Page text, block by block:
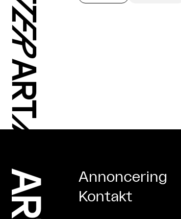
Annoncering
Kontakt